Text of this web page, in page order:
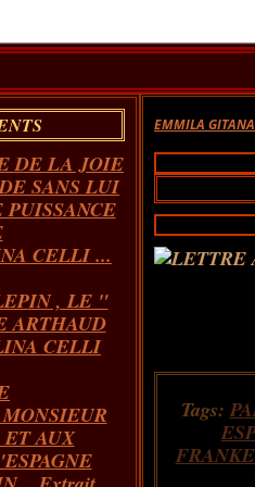
DE LA JOIE
SANS LUI
CELLI ...
, LE "
ARTHAUD
CELLI
ET AUX
EMMILA GITANA
Tags: